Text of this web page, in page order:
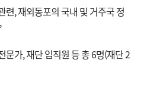
련, 재외동포의 국내 및 거주국 정
문가, 재단 임직원 등 총 6명(재단 2